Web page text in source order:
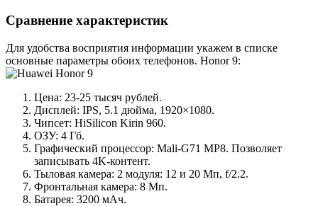
Сравнение характеристик
Для удобства восприятия информации укажем в списке
основные параметры обоих телефонов. Honor 9:
Цена: 23-25 тысяч рублей.
Дисплей: IPS, 5.1 дюйма, 1920×1080.
Чипсет: HiSilicon Kirin 960.
ОЗУ: 4 Гб.
Графический процессор: Mali-G71 MP8. Позволяет
записывать 4K-контент.
Тыловая камера: 2 модуля: 12 и 20 Мп, f/2.2.
Фронтальная камера: 8 Мп.
Батарея: 3200 мАч.